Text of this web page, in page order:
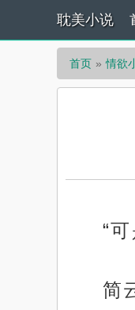
耽美小说
首页 情欲
“
简